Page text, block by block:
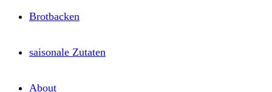
Brotbacken
saisonale Zutaten
About